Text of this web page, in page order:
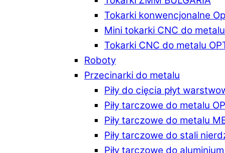
Tokarki konwencjonalne
Mini tokarki CNC do metalu
Tokarki CNC do metalu
Roboty
Przecinarki do metalu
Piły do cięcia płyt
Piły tarczowe do metalu
Piły tarczowe do metalu
Piły tarczowe do stali
Piły tarczowe do